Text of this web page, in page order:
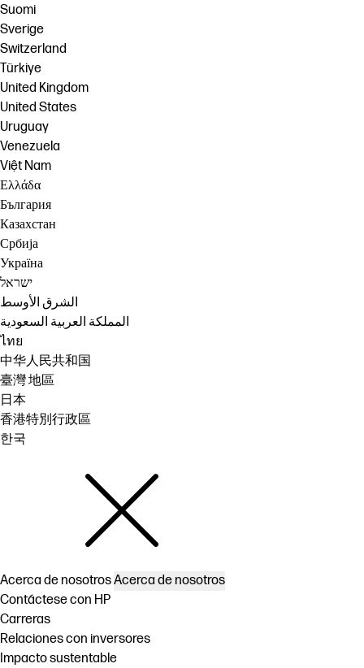
Suomi
Sverige
Switzerland
Türkiye
United Kingdom
United States
Uruguay
Venezuela
Việt Nam
Ελλάδα
България
Казахстан
Србија
Україна
ישראל
الشرق الأوسط
المملكة العربية السعودية
ไทย
中华人民共和国
臺灣 地區
日本
香港特別行政區
한국
Acerca de nosotrosAcerca de nosotros
Contáctese con HP
Carreras
Relaciones con inversores
Impacto sustentable